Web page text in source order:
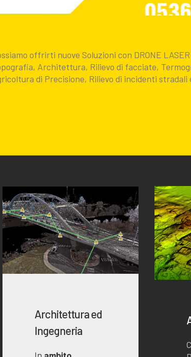
offrirti nuove Soluzioni con DRONE
Architettura, Rilievo di facciate,
di Precisione, Rilievo di incidenti stradali
Architettura ed
Ingegneria